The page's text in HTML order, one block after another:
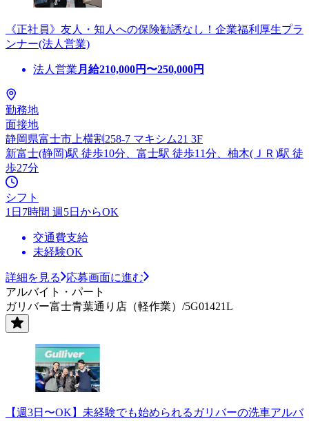
《正社員》友人・知人への保険勧誘なし！企業福利厚生プラ
ンナー(法人営業)
法人営業 月給210,000円〜250,000円
勤務地
面接地
静岡県富士市上横割258-7 マキシム21 3F
新富士(静岡)駅 徒歩10分、富士駅 徒歩11分、柚木(ＪＲ)駅 徒
歩27分
シフト
1日7時間 週5日からOK
交通費支給
未経験OK
詳細を見る
応募画面に進む
アルバイト・パート
ガリバー富士青葉通り店（軽作業）/5G01421L
【週3日〜OK】未経験でも始められるガリバーの洗車アルバ